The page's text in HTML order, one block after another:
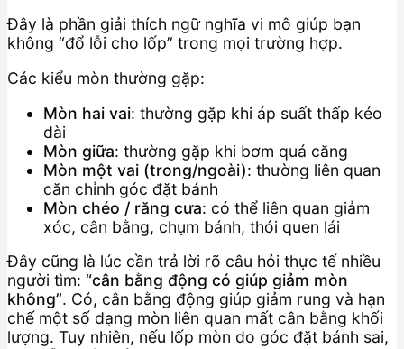
Đây là phần giải thích ngữ nghĩa vi mô giúp bạn
không “đổ lỗi cho lốp” trong mọi trường hợp.
Các kiểu mòn thường gặp:
Mòn hai vai: thường gặp khi áp suất thấp kéo
dài
Mòn giữa: thường gặp khi bơm quá căng
Mòn một vai (trong/ngoài): thường liên quan
căn chỉnh góc đặt bánh
Mòn chéo / răng cưa: có thể liên quan giảm
xóc, cân bằng, chụm bánh, thói quen lái
Đây cũng là lúc cần trả lời rõ câu hỏi thực tế nhiều
người tìm: “cân bằng động có giúp giảm mòn
không”. Có, cân bằng động giúp giảm rung và hạn
chế một số dạng mòn liên quan mất cân bằng khối
lượng. Tuy nhiên, nếu lốp mòn do góc đặt bánh sai,